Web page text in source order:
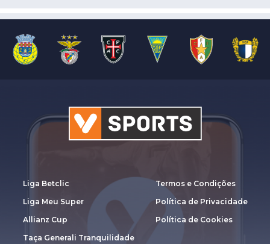
Liga Betclic
Liga Meu Super
Allianz Cup
Taça Generali Tranquilidade
Termos e Condições
Política de Privacidade
Política de Cookies